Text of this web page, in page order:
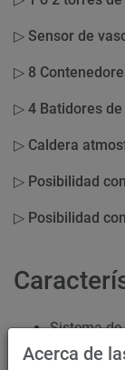
▷ Sensor de
▷ 8
▷ 4 Batidores de
▷ Caldera
▷ Posibilidad
▷ Posibilidad
Sistema
Acerca de